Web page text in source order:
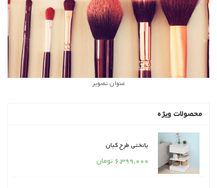
عنوان تصویر
محصولات ویژه
پاتختی طرح کیان
6,399,000 تومان